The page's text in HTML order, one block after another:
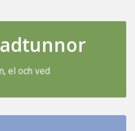
el och ved